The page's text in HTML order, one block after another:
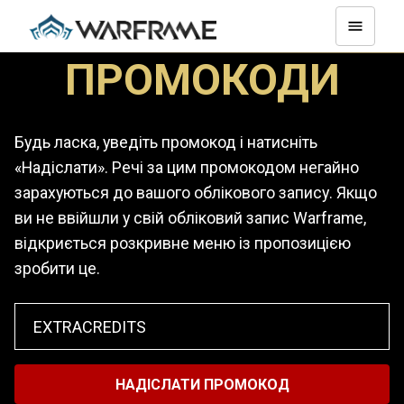
ПРОМОКОДИ
Будь ласка, уведіть промокод і натисніть
«Надіслати». Речі за цим промокодом негайно
зарахуються до вашого облікового запису. Якщо
ви не ввійшли у свій обліковий запис Warframe,
відкриється розкривне меню із пропозицією
зробити це.